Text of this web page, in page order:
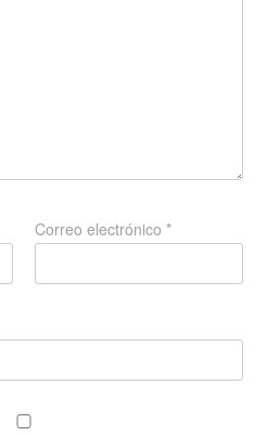
Correo electrónico*